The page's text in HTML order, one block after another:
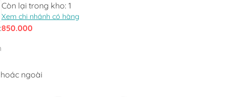
Còn lại trong kho: 1
Xem chi nhánh có hàng
850.000
ngoài